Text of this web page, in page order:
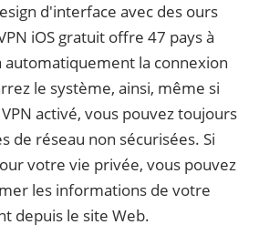
d'interface avec des ours
iOS gratuit offre 47 pays à
automatiquement la connexion
le système, ainsi, même si
activé, vous pouvez toujours
de réseau non sécurisées. Si
votre vie privée, vous pouvez
les informations de votre
depuis le site Web.